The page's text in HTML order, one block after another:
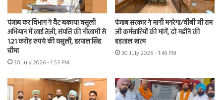
पंजाब कर विभाग ने वैट बकाया वसूली
अभियान में लाई तेजी, संपत्ति की नीलामी से
1.21 करोड़ रुपये की वसूली, हरपाल सिंह
चीमा
30 July 2026 - 1:53 PM
पंजाब सरकार ने मानी मनरेगा/वीबी जी राम
जी कर्मचारियों की मांगें, दो महीने की
हड़ताल खत्म
30 July 2026 - 1:49 PM